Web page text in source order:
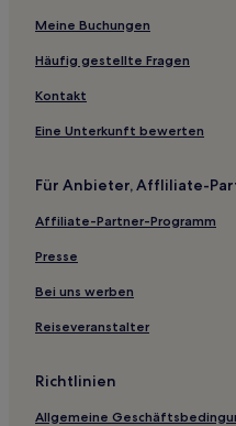
zeitgenössische Kunst
Nakauonuma-Gun: Hotels
Nishikan Bezirk: Hotels
Pensionen in Strand
Ryokans in Strand Futatsu-
Business in PräfekturNiigata
Hotels mit
Ski in PräfekturNiigata
Meine Buchungen
Häufig gestellte Fragen
Kontakt
Eine Unterkunft bewerten
Für Anbieter, Affliliate-
Affiliate-Partner-Programm
Presse
Bei uns werben
Reiseveranstalter
Richtlinien
Allgemeine